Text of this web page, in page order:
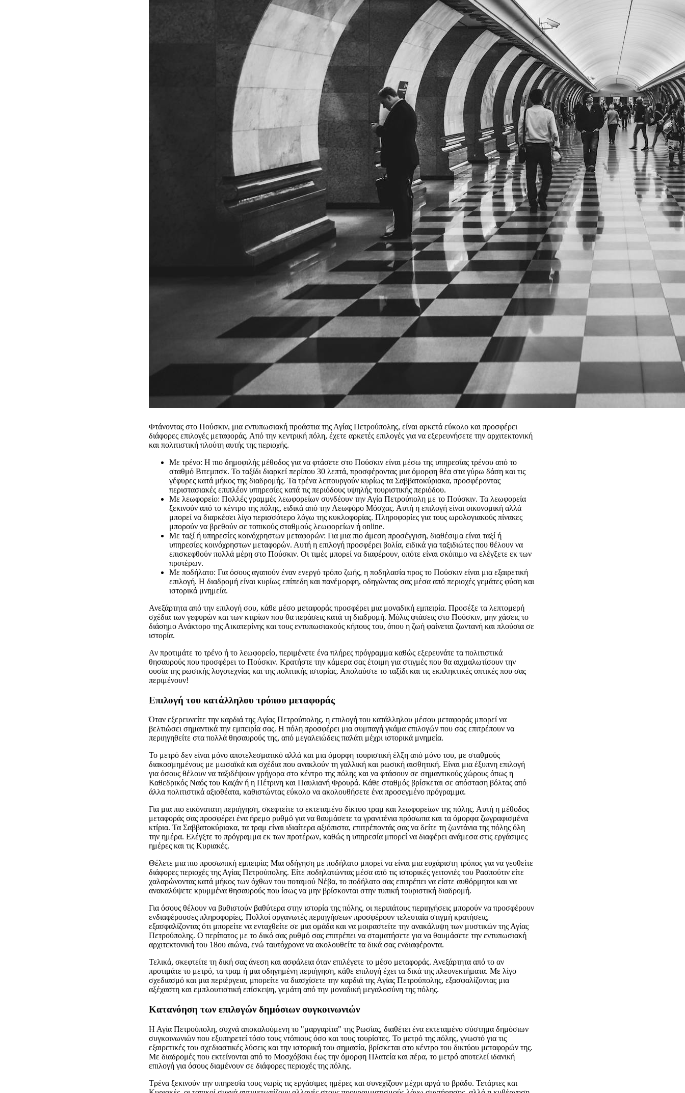
Φτάνοντας στο Πούσκιν, μια εντυπωσιακή προάστια της Αγίας Πετρούπολης, είναι αρκετά εύκολο και προσφέρει
διάφορες επιλογές μεταφοράς. Από την κεντρική πόλη, έχετε αρκετές επιλογές για να εξερευνήσετε την αρχιτεκτονική
και πολιτιστική πλούτη αυτής της περιοχής.
Με τρένο: Η πιο δημοφιλής μέθοδος για να φτάσετε στο Πούσκιν είναι μέσω της υπηρεσίας τρένου από το
σταθμό Βιτεμπσκ. Το ταξίδι διαρκεί περίπου 30 λεπτά, προσφέροντας μια όμορφη θέα στα γύρω δάση και τις
γέφυρες κατά μήκος της διαδρομής. Τα τρένα λειτουργούν κυρίως τα Σαββατοκύριακα, προσφέροντας
περιστασιακές επιπλέον υπηρεσίες κατά τις περιόδους υψηλής τουριστικής περιόδου.
Με λεωφορείο: Πολλές γραμμές λεωφορείων συνδέουν την Αγία Πετρούπολη με το Πούσκιν. Τα λεωφορεία
ξεκινούν από το κέντρο της πόλης, ειδικά από την Λεωφόρο Μόσχας. Αυτή η επιλογή είναι οικονομική αλλά
μπορεί να διαρκέσει λίγο περισσότερο λόγω της κυκλοφορίας. Πληροφορίες για τους ωρολογιακούς πίνακες
μπορούν να βρεθούν σε τοπικούς σταθμούς λεωφορείων ή online.
Με ταξί ή υπηρεσίες κοινόχρηστων μεταφορών: Για μια πιο άμεση προσέγγιση, διαθέσιμα είναι ταξί ή
υπηρεσίες κοινόχρηστων μεταφορών. Αυτή η επιλογή προσφέρει βολία, ειδικά για ταξιδιώτες που θέλουν να
επισκεφθούν πολλά μέρη στο Πούσκιν. Οι τιμές μπορεί να διαφέρουν, οπότε είναι σκόπιμο να ελέγξετε εκ των
προτέρων.
Με ποδήλατο: Για όσους αγαπούν έναν ενεργό τρόπο ζωής, η ποδηλασία προς το Πούσκιν είναι μια εξαιρετική
επιλογή. Η διαδρομή είναι κυρίως επίπεδη και πανέμορφη, οδηγώντας σας μέσα από περιοχές γεμάτες φύση και
ιστορικά μνημεία.
Ανεξάρτητα από την επιλογή σου, κάθε μέσο μεταφοράς προσφέρει μια μοναδική εμπειρία. Προσέξε τα λεπτομερή
σχέδια των γεφυρών και των κτιρίων που θα περάσεις κατά τη διαδρομή. Μόλις φτάσεις στο Πούσκιν, μην χάσεις το
διάσημο Ανάκτορο της Αικατερίνης και τους εντυπωσιακούς κήπους του, όπου η ζωή φαίνεται ζωντανή και πλούσια σε
ιστορία.
Αν προτιμάτε το τρένο ή το λεωφορείο, περιμένετε ένα πλήρες πρόγραμμα καθώς εξερευνάτε τα πολιτιστικά
θησαυρούς που προσφέρει το Πούσκιν. Κρατήστε την κάμερα σας έτοιμη για στιγμές που θα αιχμαλωτίσουν την
ουσία της ρωσικής λογοτεχνίας και της πολιτικής ιστορίας. Απολαύστε το ταξίδι και τις εκπληκτικές οπτικές που σας
περιμένουν!
Επιλογή του κατάλληλου τρόπου μεταφοράς
Όταν εξερευνείτε την καρδιά της Αγίας Πετρούπολης, η επιλογή του κατάλληλου μέσου μεταφοράς μπορεί να
βελτιώσει σημαντικά την εμπειρία σας. Η πόλη προσφέρει μια συμπαγή γκάμα επιλογών που σας επιτρέπουν να
περιηγηθείτε στα πολλά θησαυρούς της, από μεγαλειώδεις παλάτι μέχρι ιστορικά μνημεία.
Το μετρό δεν είναι μόνο αποτελεσματικό αλλά και μια όμορφη τουριστική έλξη από μόνο του, με σταθμούς
διακοσμημένους με μωσαϊκά και σχέδια που ανακλούν τη γαλλική και ρωσική αισθητική. Είναι μια έξυπνη επιλογή
για όσους θέλουν να ταξιδέψουν γρήγορα στο κέντρο της πόλης και να φτάσουν σε σημαντικούς χώρους όπως η
Καθεδρικός Ναός του Καζάν ή η Πέτρινη και Παυλιανή Φρουρά. Κάθε σταθμός βρίσκεται σε απόσταση βόλτας από
άλλα πολιτιστικά αξιοθέατα, καθιστώντας εύκολο να ακολουθήσετε ένα προσεγμένο πρόγραμμα.
Για μια πιο εικόνατατη περιήγηση, σκεφτείτε το εκτεταμένο δίκτυο τραμ και λεωφορείων της πόλης. Αυτή η μέθοδος
μεταφοράς σας προσφέρει ένα ήρεμο ρυθμό για να θαυμάσετε τα γρανιτένια πρόσωπα και τα όμορφα ζωγραφισμένα
κτίρια. Τα Σαββατοκύριακα, τα τραμ είναι ιδιαίτερα αξιόπιστα, επιτρέποντάς σας να δείτε τη ζωντάνια της πόλης όλη
την ημέρα. Ελέγξτε το πρόγραμμα εκ των προτέρων, καθώς η υπηρεσία μπορεί να διαφέρει ανάμεσα στις εργάσιμες
ημέρες και τις Κυριακές.
Θέλετε μια πιο προσωπική εμπειρία; Μια οδήγηση με ποδήλατο μπορεί να είναι μια ευχάριστη τρόπος για να γευθείτε
διάφορες περιοχές της Αγίας Πετρούπολης. Είτε ποδηλατώντας μέσα από τις ιστορικές γειτονιές του Ρασπούτιν είτε
χαλαρώνοντας κατά μήκος των όχθων του ποταμού Νέβα, το ποδήλατο σας επιτρέπει να είστε αυθόρμητοι και να
ανακαλύψετε κρυμμένα θησαυρούς που ίσως να μην βρίσκονται στην τυπική τουριστική διαδρομή.
Για όσους θέλουν να βυθιστούν βαθύτερα στην ιστορία της πόλης, οι περιπάτους περιηγήσεις μπορούν να προσφέρουν
ενδιαφέρουσες πληροφορίες. Πολλοί οργανωτές περιηγήσεων προσφέρουν τελευταία στιγμή κρατήσεις,
εξασφαλίζοντας ότι μπορείτε να ενταχθείτε σε μια ομάδα και να μοιραστείτε την ανακάλυψη των μυστικών της Αγίας
Πετρούπολης. Ο περίπατος με το δικό σας ρυθμό σας επιτρέπει να σταματήσετε για να θαυμάσετε την εντυπωσιακή
αρχιτεκτονική του 18ου αιώνα, ενώ ταυτόχρονα να ακολουθείτε τα δικά σας ενδιαφέροντα.
Τελικά, σκεφτείτε τη δική σας άνεση και ασφάλεια όταν επιλέγετε το μέσο μεταφοράς. Ανεξάρτητα από το αν
προτιμάτε το μετρό, τα τραμ ή μια οδηγημένη περιήγηση, κάθε επιλογή έχει τα δικά της πλεονεκτήματα. Με λίγο
σχεδιασμό και μια περιέργεια, μπορείτε να διασχίσετε την καρδιά της Αγίας Πετρούπολης, εξασφαλίζοντας μια
αξέχαστη και εμπλουτιστική επίσκεψη, γεμάτη από την μοναδική μεγαλοσύνη της πόλης.
Κατανόηση των επιλογών δημόσιων συγκοινωνιών
Η Αγία Πετρούπολη, συχνά αποκαλούμενη το "μαργαρίτα" της Ρωσίας, διαθέτει ένα εκτεταμένο σύστημα δημόσιων
συγκοινωνιών που εξυπηρετεί τόσο τους ντόπιους όσο και τους τουρίστες. Το μετρό της πόλης, γνωστό για τις
εξαιρετικές του σχεδιαστικές λύσεις και την ιστορική του σημασία, βρίσκεται στο κέντρο του δικτύου μεταφορών της.
Με διαδρομές που εκτείνονται από το Μοσχόβσκι έως την όμορφη Πλατεία και πέρα, το μετρό αποτελεί ιδανική
επιλογή για όσους διαμένουν σε διάφορες περιοχές της πόλης.
Τρένα ξεκινούν την υπηρεσία τους νωρίς τις εργάσιμες ημέρες και συνεχίζουν μέχρι αργά το βράδυ. Τετάρτες και